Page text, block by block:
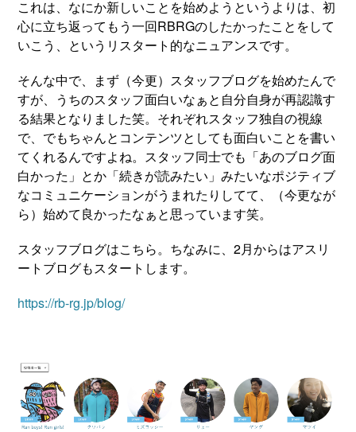
これは、なにか新しいことを始めようというよりは、初
心に立ち返ってもう一回RBRGのしたかったことをして
いこう、というリスタート的なニュアンスです。
そんな中で、まず（今更）スタッフブログを始めたんで
すが、うちのスタッフ面白いなぁと自分自身が再認識す
る結果となりました笑。それぞれスタッフ独自の視線
で、でもちゃんとコンテンツとしても面白いことを書い
てくれるんですよね。スタッフ同士でも「あのブログ面
白かった」とか「続きが読みたい」みたいなポジティブ
なコミュニケーションがうまれたりしてて、（今更なが
ら）始めて良かったなぁと思っています笑。
スタッフブログはこちら。ちなみに、2月からはアスリ
ートブログもスタートします。
https://rb-rg.jp/blog/